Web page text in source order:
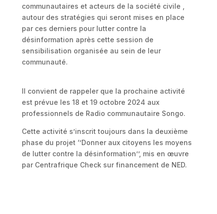
communautaires et acteurs de la société civile ,
autour des stratégies qui seront mises en place
par ces derniers pour lutter contre la
désinformation après cette session de
sensibilisation organisée au sein de leur
communauté.
Il convient de rappeler que la prochaine activité
est prévue les 18 et 19 octobre 2024 aux
professionnels de Radio communautaire Songo.
Cette activité s’inscrit toujours dans la deuxième
phase du projet ‘’Donner aux citoyens les moyens
de lutter contre la désinformation’’, mis en œuvre
par Centrafrique Check sur financement de NED.